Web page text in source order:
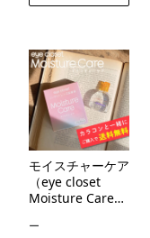
モイスチャーケア
（eye closet
Moisture Care
ー